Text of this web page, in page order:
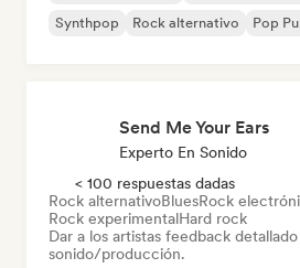
Synthpop
Rock alternativo Pop
Send Me Your Ears
Experto En Sonido
< 100 respuestas dadas
Rock alternativoBluesRock
Rock experimentalHard rock
Dar a los artistas feedback
sonido/producción.